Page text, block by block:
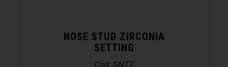
NOSE STUD ZIRCONIA
SETTING
Cod. SNTZ